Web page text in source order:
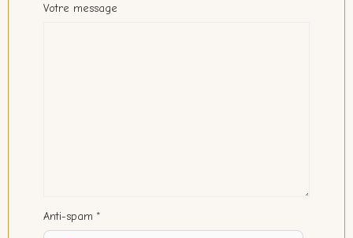
Votre message
Anti-spam